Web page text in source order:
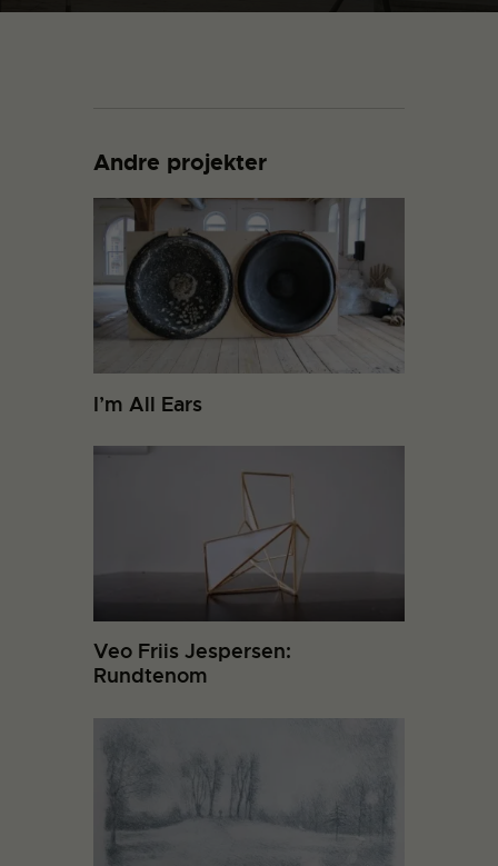
Andre projekter
I’m All Ears
Veo Friis Jespersen:
Rundtenom